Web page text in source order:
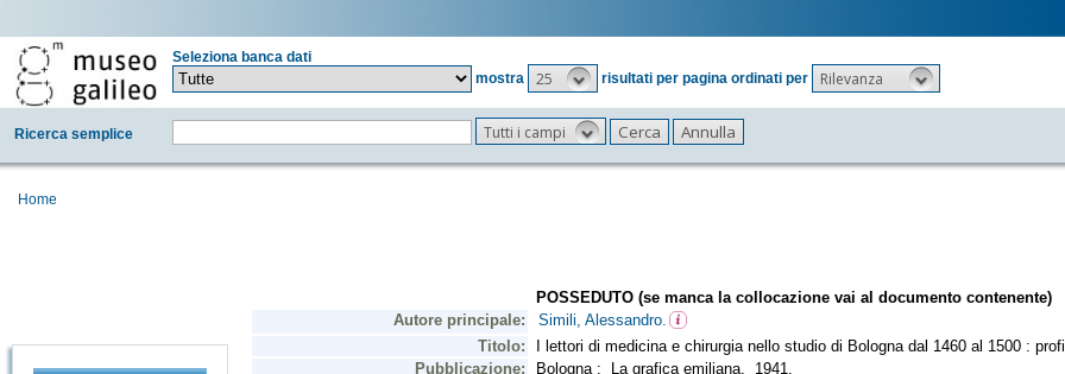
Seleziona banca dati
mostra
25 risultati per pagina ordinati per Rilevanza
Ricerca semplice Tutti i campi
Home